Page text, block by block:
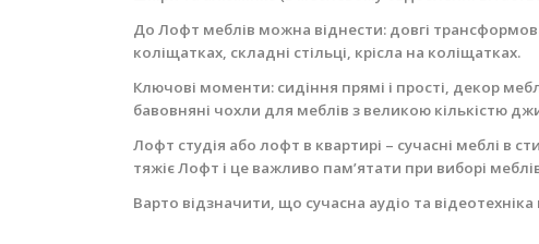
До Лофт меблів можна віднести: довгі
коліщатках, складні стільці, крісла на коліщатках.
Ключові моменти: сидіння прямі і прості, декор
бавовняні чохли для меблів з великою кількістю
Лофт студія або лофт в квартирі – сучасні меблі в
тяжіє Лофт і це важливо пам’ятати при виборі
Варто відзначити, що сучасна аудіо та